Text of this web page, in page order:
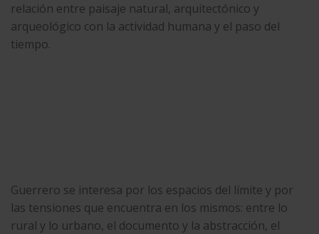
relación entre paisaje natural, arquitectónico y
arqueológico con la actividad humana y el paso del
tiempo.
Guerrero se interesa por los espacios del límite y por
las tensiones que encuentra en los mismos: entre lo
rural y lo urbano, el documento y la abstracción, el